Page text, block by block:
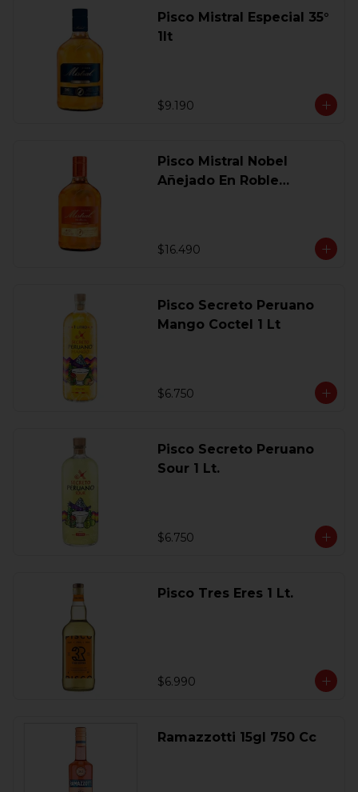
Pisco Mistral Especial 35°
1lt
$9.190
Pisco Mistral Nobel
Añejado En Roble
$16.490
Pisco Secreto Peruano
Mango Coctel 1 Lt
$6.750
Pisco Secreto Peruano
Sour 1 Lt.
$6.750
Pisco Tres Eres 1 Lt.
$6.990
Ramazzotti 15gl 750 Cc